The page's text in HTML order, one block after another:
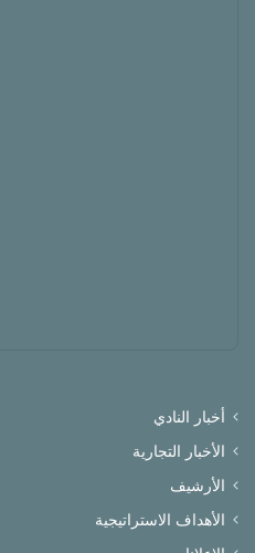
أخبار النادي
الأخبار التجارية
الأرشيف
الأهداف الاستراتيجية